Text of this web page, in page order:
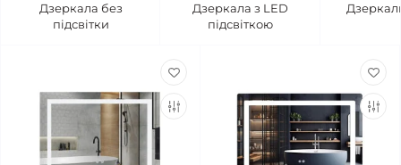
Дзеркала без
підсвітки
Дзеркала з LED
підсвіткою